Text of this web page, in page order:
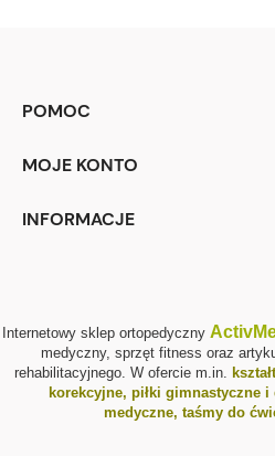
POMOC
MOJE KONTO
INFORMACJE
Internetowy sklep ortopedyczny
medyczny, sprzęt fitness oraz
rehabilitacyjnego. W ofercie m.in.
korekcyjne, piłki gimnastyczne
medyczne, taśmy do